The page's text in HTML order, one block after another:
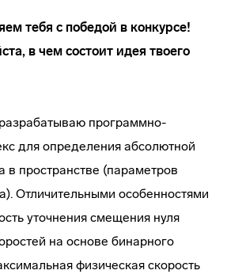
тебя с победой в конкурсе!
в чем состоит идея твоего
программно-
для определения абсолютной
в пространстве (параметров
Отличительными особенностями
уточнения смещения нуля
на основе бинарного
физическая скорость